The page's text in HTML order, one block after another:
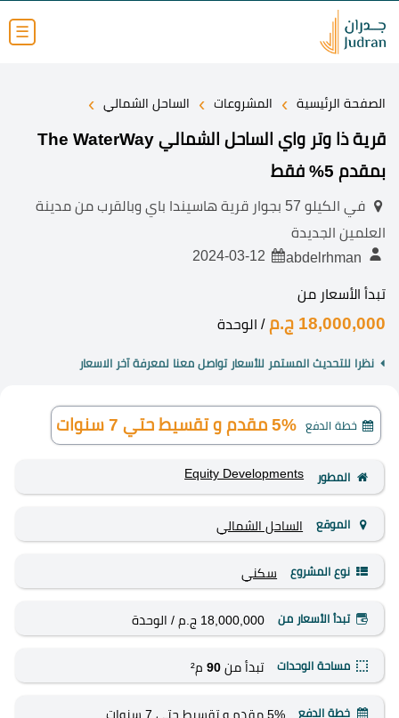
☰
الصفحة الرئيسية › المشروعات › الساحل الشمالي ›
قرية ذا وتر واي الساحل الشمالي The WaterWay
بمقدم 5% فقط
في الكيلو 57 بجوار قرية هاسيندا باي وبالقرب من مدينة
العلمين الجديدة
تبدأ الأسعار من
18,000,000 ج.م / الوحدة
نظرا للتحديث المستمر للأسعار تواصل معنا لمعرفة آخر الاسعار
خطة الدفع 5% مقدم و تقسيط حتي 7 سنوات
المطور Equity Developments
الموقع الساحل الشمالي
نوع المشروع سكني
تبدأ الأسعار من 18,000,000 ج.م / الوحدة
مساحة الوحدات تبدأ من 90م²
خطة الدفع 5% مقدم و تقسيط حتي 7 سنوات